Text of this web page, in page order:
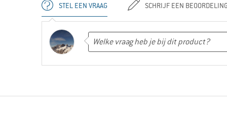
STEL EEN VRAAG SCHRIJF EEN